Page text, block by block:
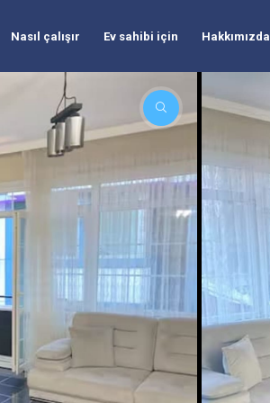
Nasıl çalışır Ev sahibi için Hakkımızda